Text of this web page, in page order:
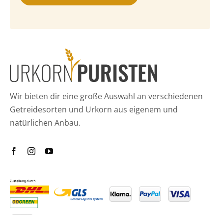
Wir bieten dir eine große Auswahl an verschiedenen
Getreidesorten und Urkorn aus eigenem und
natürlichen Anbau.